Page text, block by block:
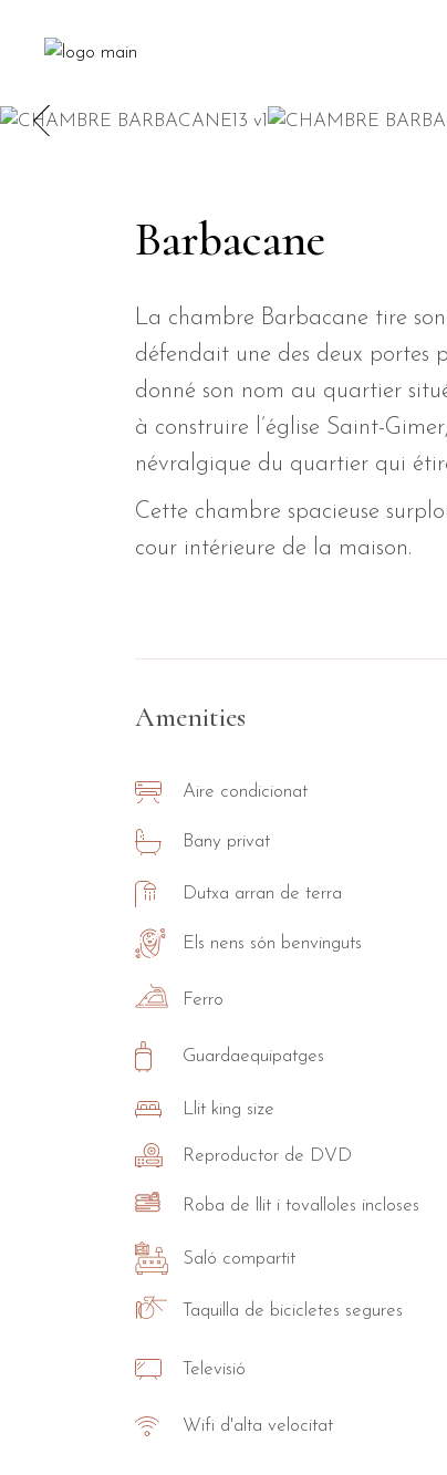
Barbacane
La chambre Barbacane tire
défendait une des deux portes
donné son nom au quartier
à construire l’église Saint-
névralgique du quartier qui
Cette chambre spacieuse
cour intérieure de la maison.
Amenities
Aire condicionat
Bany privat
Dutxa arran de terra
Els nens són benvinguts
Ferro
Guardaequipatges
Llit king size
Reproductor de DVD
Roba de llit i tovalloles incloses
Saló compartit
Taquilla de bicicletes segures
Televisió
Wifi d'alta velocitat